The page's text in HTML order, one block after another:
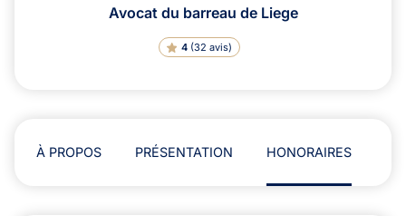
Avocat du barreau de Liege
4 (32 avis)
À PROPOS PRÉSENTATION HONORAIRES